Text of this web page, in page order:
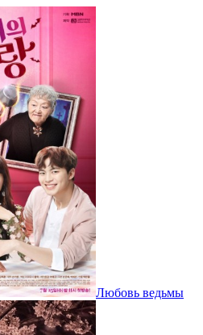
Любовь ведьмы